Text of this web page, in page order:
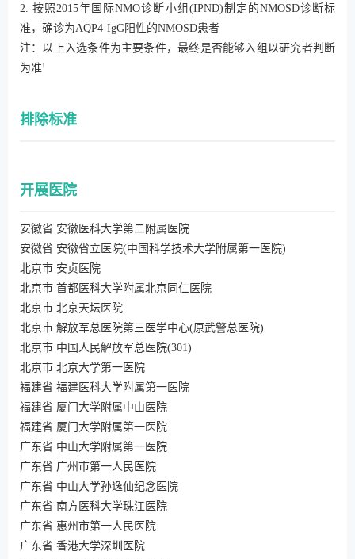
2. 按照2015年国际NMO诊断小组(IPND)制定的NMOSD诊断标
准，确诊为AQP4-IgG阳性的NMOSD患者
注：以上入选条件为主要条件，最终是否能够入组以研究者判断
为准!
排除标准
开展医院
安徽省 安徽医科大学第二附属医院
安徽省 安徽省立医院(中国科学技术大学附属第一医院)
北京市 安贞医院
北京市 首都医科大学附属北京同仁医院
北京市 北京天坛医院
北京市 解放军总医院第三医学中心(原武警总医院)
北京市 中国人民解放军总医院(301)
北京市 北京大学第一医院
福建省 福建医科大学附属第一医院
福建省 厦门大学附属中山医院
福建省 厦门大学附属第一医院
广东省 中山大学附属第一医院
广东省 广州市第一人民医院
广东省 中山大学孙逸仙纪念医院
广东省 南方医科大学珠江医院
广东省 惠州市第一人民医院
广东省 香港大学深圳医院